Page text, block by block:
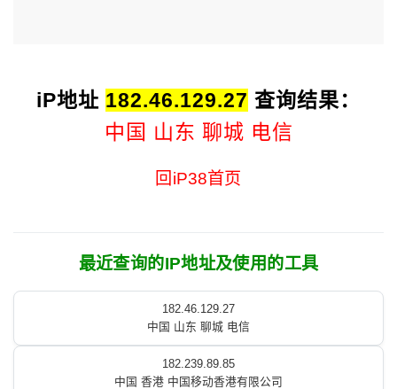
iP地址 182.46.129.27 查询结果：
中国 山东 聊城 电信
回iP38首页
最近查询的IP地址及使用的工具
182.46.129.27
中国 山东 聊城 电信
182.239.89.85
中国 香港 中国移动香港有限公司